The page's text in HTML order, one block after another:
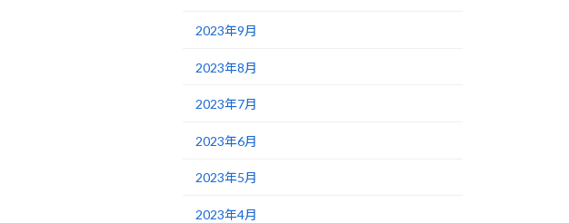
2023年9月
2023年8月
2023年7月
2023年6月
2023年5月
2023年4月